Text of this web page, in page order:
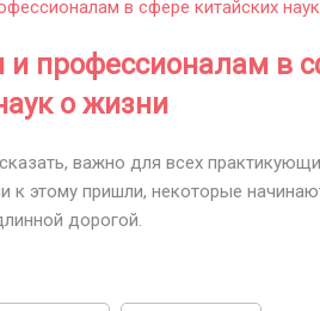
профессионалам в
о жизни
важно для всех
к этому пришли, некоторые
дорогой.